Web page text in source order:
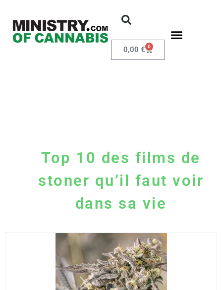
0,00 € 0
Top 10 des films de
stoner qu’il faut voir
dans sa vie